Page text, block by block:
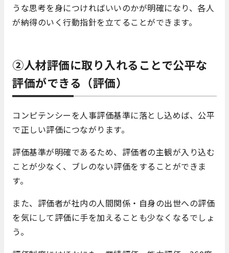
うな思考を身につければいいのかが明確になり、各人
が納得のいく行動指針を立てることができます。
②人材評価に取り入れることで公平な
評価ができる（評価）
コンピテンシーを人事評価基準に落とし込めば、公平
で正しい評価につながります。
評価基準が明確であるため、評価者の主観が入り込む
ことが少なく、ブレのない評価をすることができま
す。
また、評価者が社内の人間関係・自身の出世への評価
を気にして評価に手を加えることも少なくなるでしょ
う。